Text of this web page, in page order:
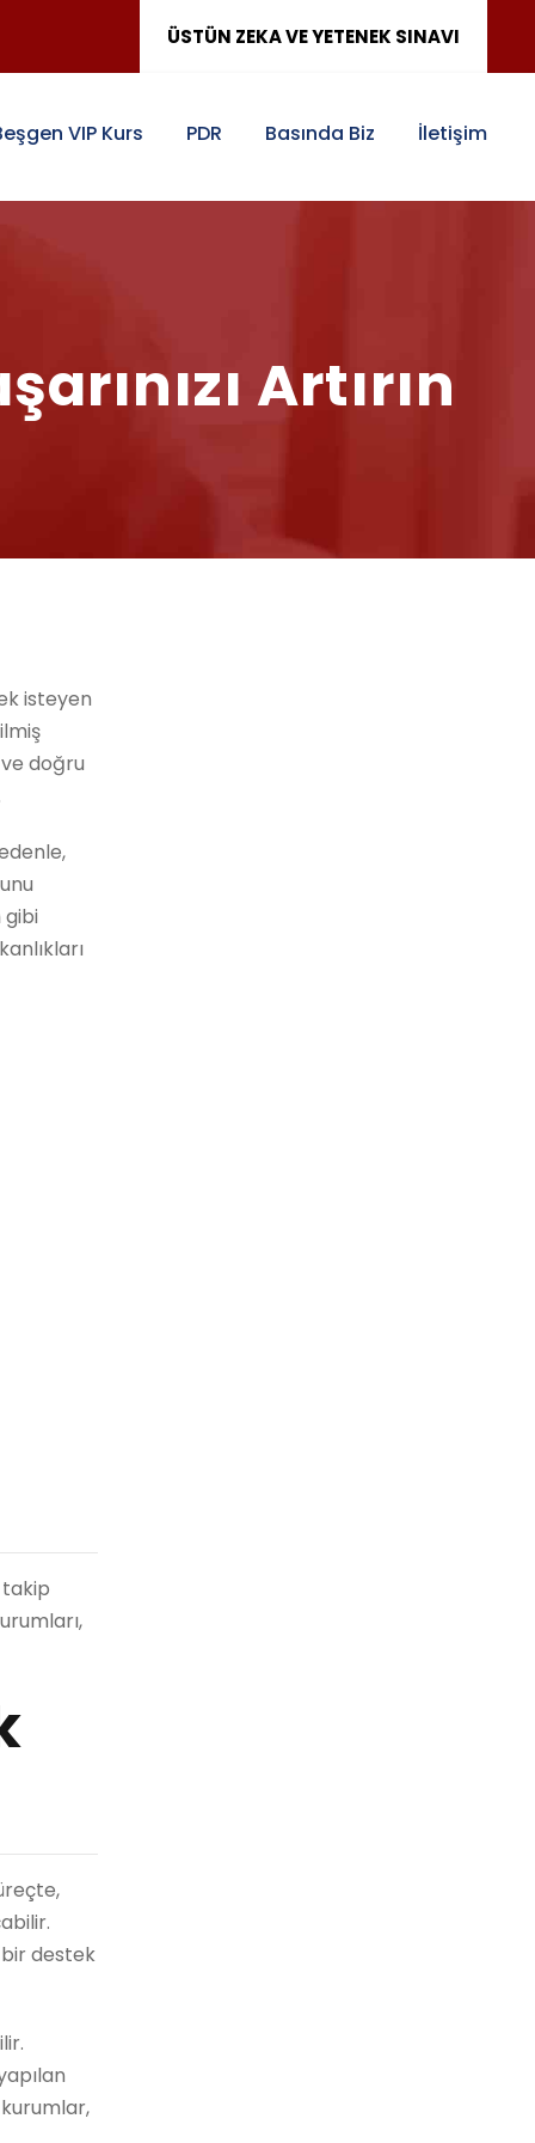
ÜSTÜN ZEKA VE YETENEK SINAVI
VIP Kurs PDR Basında Biz İletişim
Artırın
isteyen
doğru
destek